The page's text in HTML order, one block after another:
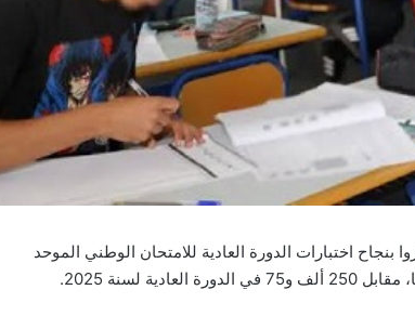
اختبارات الدورة العادية للامتحان الوطني الموحد